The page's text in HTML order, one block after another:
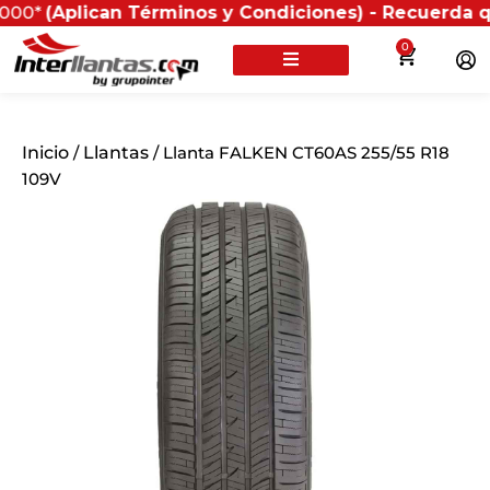
Términos y Condiciones) - Recuerda que si
0
Inicio / Llantas / Llanta FALKEN CT60AS 255/55 R18
109V